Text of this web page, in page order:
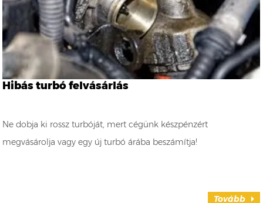
Hibás turbó felvásárlás
Ne dobja ki rossz turbóját, mert cégünk készpénzért
megvásárolja vagy egy új turbó árába beszámítja!
Tovább